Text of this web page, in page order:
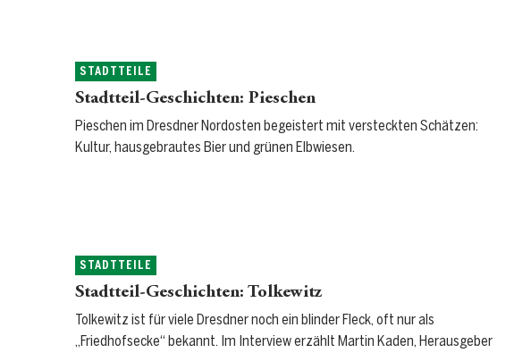
STADTTEILE
Stadtteil-Geschichten: Pieschen
Pieschen im Dresdner Nordosten begeistert mit versteckten Schätzen:
Kultur, hausgebrautes Bier und grünen Elbwiesen.
STADTTEILE
Stadtteil-Geschichten: Tolkewitz
Tolkewitz ist für viele Dresdner noch ein blinder Fleck, oft nur als
„Friedhofsecke“ bekannt. Im Interview erzählt Martin Kaden, Herausgeber